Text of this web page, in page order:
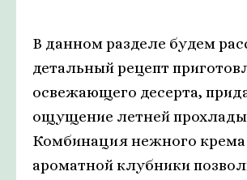
В данном разделе будем
детальный рецепт
освежающего десерта,
ощущение летней
Комбинация нежного крема
ароматной клубники